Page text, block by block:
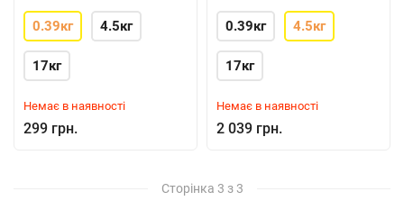
0.39кг 4.5кг
17кг
Немає в наявності
299 грн.
0.39кг 4.5кг
17кг
Немає в наявності
2 039 грн.
Сторінка 3 з 3